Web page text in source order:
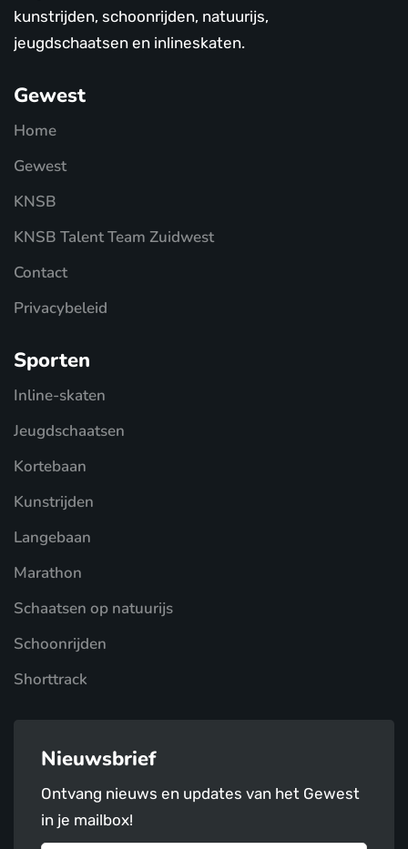
kunstrijden, schoonrijden, natuurijs,
jeugdschaatsen en inlineskaten.
Gewest
Home
Gewest
KNSB
KNSB Talent Team Zuidwest
Contact
Privacybeleid
Sporten
Inline-skaten
Jeugdschaatsen
Kortebaan
Kunstrijden
Langebaan
Marathon
Schaatsen op natuurijs
Schoonrijden
Shorttrack
Nieuwsbrief
Ontvang nieuws en updates van het Gewest
in je mailbox!